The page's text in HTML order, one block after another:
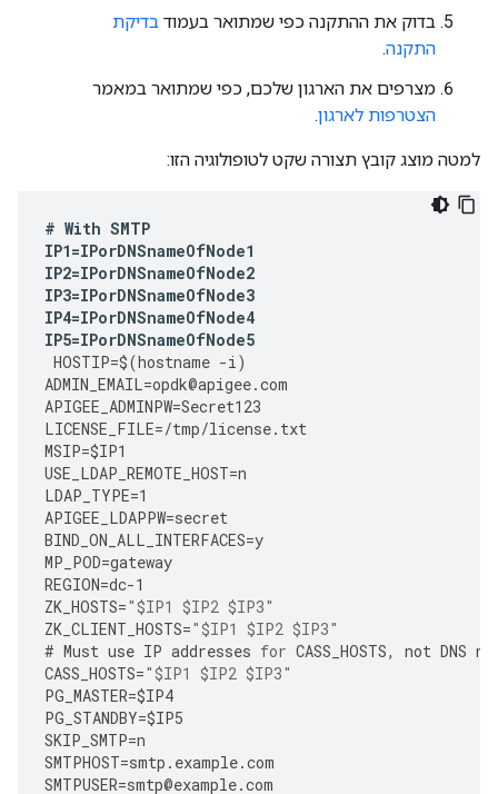
בדוק את ההתקנה כפי שמתואר בעמוד בדיקת
התקנה.
מצרפים את הארגון שלכם, כפי שמתואר במאמר
הצטרפות לארגון.
למטה מוצג קובץ תצורה שקט לטופולוגיה הזו:
# With SMTP
IP1=IPorDNSnameOfNode1
IP2=IPorDNSnameOfNode2
IP3=IPorDNSnameOfNode3
IP4=IPorDNSnameOfNode4
IP5=IPorDNSnameOfNode5
HOSTIP=$(hostname -i)
ADMIN_EMAIL=opdk@apigee.com
APIGEE_ADMINPW=Secret123
LICENSE_FILE=/tmp/license.txt
MSIP=$IP1
USE_LDAP_REMOTE_HOST=n
LDAP_TYPE=1
APIGEE_LDAPPW=secret
BIND_ON_ALL_INTERFACES=y
MP_POD=gateway
REGION=dc-1
ZK_HOSTS="$IP1 $IP2 $IP3"
ZK_CLIENT_HOSTS="$IP1 $IP2 $IP3"
# Must use IP addresses for CASS_HOSTS, not DNS
CASS_HOSTS="$IP1 $IP2 $IP3"
PG_MASTER=$IP4
PG_STANDBY=$IP5
SKIP_SMTP=n
SMTPHOST=smtp . example.com
SMTPUSER=smtp@example.com